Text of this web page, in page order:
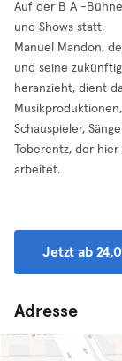
Auf der B A -
und Shows statt.
Manuel Mandon,
und seine
heranzieht, dient
Schauspieler,
Toberentz, der
arbeitet.
Jetzt ab
Adresse